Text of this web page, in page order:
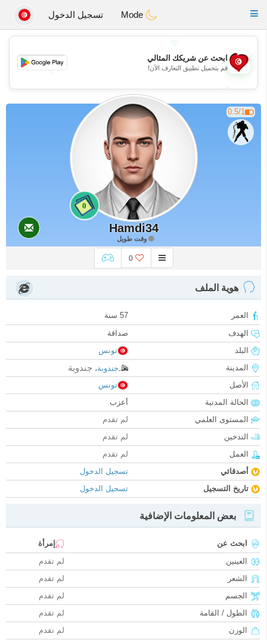
Tunisia Dating
Toggle
تسجيل الدخول
💖
💕
💕
ابحث عن شريكك المثالي
قم بتحميل تطبيق التعارف الآن!
0.5/1
0
Hamdi34
وقت طويل
0
هوية الملف
العمر
57 سنة
الهدف
صداقة
البلد
تونس
المدينة
جندوبة، جندوبة
الأصل
تونس
الحالة المدنية
أعزب
المستوى العلمي
لم تقدم
التدخين
لم تقدم
العمل
لم تقدم
أصدقائي
تسجيل الدخول
تاريخ التسجيل
تسجيل الدخول
بعض المعلومات الإضافية
ابحث عن
إمرأة
العينين
لم تقدم
الشعر
لم تقدم
الجسم
لم تقدم
الطول / القامة
لم تقدم
الوزن
لم تقدم